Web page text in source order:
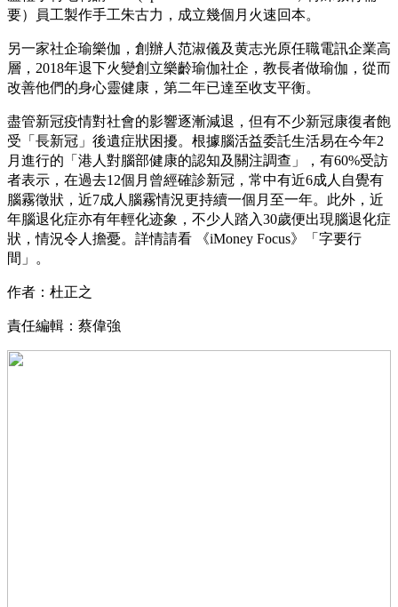
要）員工製作手工朱古力，成立幾個月火速回本。
另一家社企瑜樂伽，創辦人范淑儀及黄志光原任職電訊企業高
層，2018年退下火變創立樂齡瑜伽社企，教長者做瑜伽，從而
改善他們的身心靈健康，第二年已達至收支平衡。
盡管新冠疫情對社會的影響逐漸減退，但有不少新冠康復者飽
受「長新冠」後遺症狀困擾。根據腦活益委託生活易在今年2
月進行的「港人對腦部健康的認知及關注調查」，有60%受訪
者表示，在過去12個月曾經確診新冠，常中有近6成人自覺有
腦霧徵狀，近7成人腦霧情況更持續一個月至一年。此外，近
年腦退化症亦有年輕化迹象，不少人踏入30歲便出現腦退化症
狀，情況令人擔憂。詳情請看 《iMoney Focus》「字要行
間」。
作者：杜正之
責任編輯：蔡偉強